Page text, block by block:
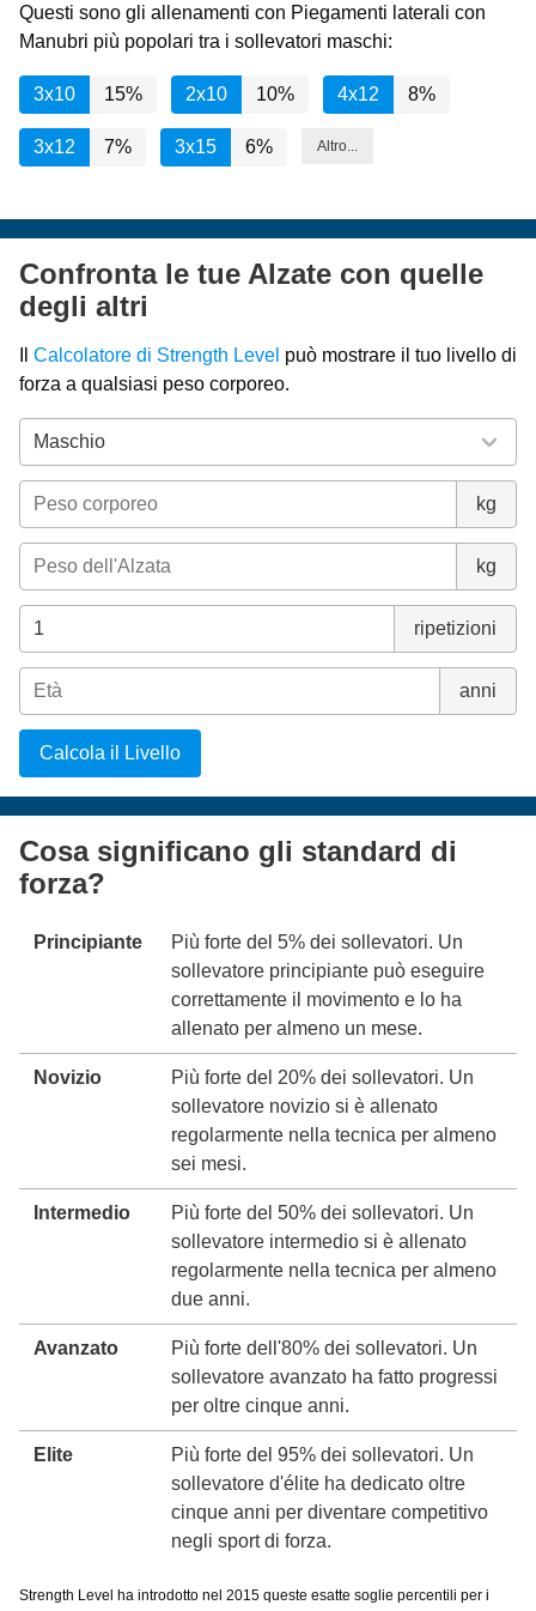
Questi sono gli allenamenti con Piegamenti laterali con
Manubri più popolari tra i sollevatori maschi:
3x10 15% 2x10 10% 4x12 8%
3x12 7% 3x15 6% Altro...
Confronta le tue Alzate con quelle
degli altri
Calcolatore di Strength Level può mostrare il tuo livello di
forza a qualsiasi peso corporeo.
kg
kg
ripetizioni
anni
Calcola il Livello
Cosa significano gli standard di
forza?
Principiante
Più forte del 5% dei sollevatori. Un
sollevatore principiante può eseguire
correttamente il movimento e lo ha
allenato per almeno un mese.
Novizio
Più forte del 20% dei sollevatori. Un
sollevatore novizio si è allenato
regolarmente nella tecnica per almeno
sei mesi.
Intermedio
Più forte del 50% dei sollevatori. Un
sollevatore intermedio si è allenato
regolarmente nella tecnica per almeno
due anni.
Avanzato
Più forte dell'80% dei sollevatori. Un
sollevatore avanzato ha fatto progressi
per oltre cinque anni.
Elite
Più forte del 95% dei sollevatori. Un
sollevatore d'élite ha dedicato oltre
cinque anni per diventare competitivo
negli sport di forza.
Strength Level ha introdotto nel 2015 queste esatte soglie percentili per i